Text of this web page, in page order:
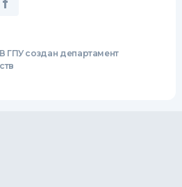
В ГПУ создан департамент